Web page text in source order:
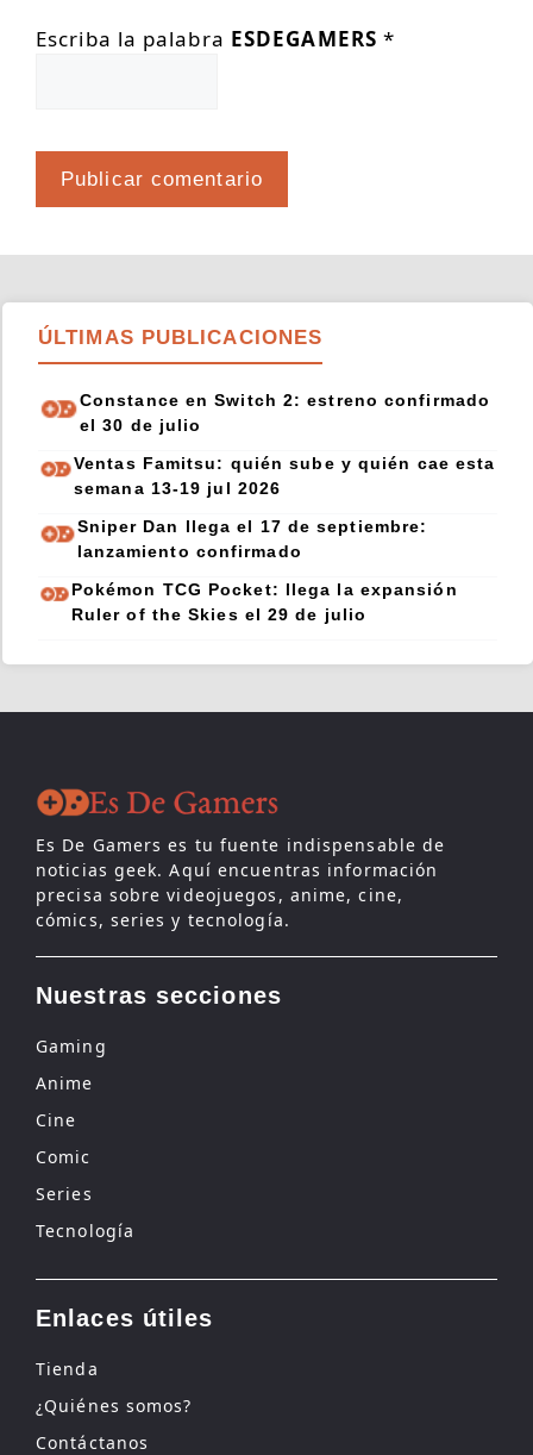
Escriba la palabra ESDEGAMERS *
ÚLTIMAS PUBLICACIONES
Constance en Switch 2: estreno confirmado
el 30 de julio
Ventas Famitsu: quién sube y quién cae esta
semana 13-19 jul 2026
Sniper Dan llega el 17 de septiembre:
lanzamiento confirmado
Pokémon TCG Pocket: llega la expansión
Ruler of the Skies el 29 de julio
Es De Gamers es tu fuente indispensable de
noticias geek. Aquí encuentras información
precisa sobre videojuegos, anime, cine,
cómics, series y tecnología.
Nuestras secciones
Gaming
Anime
Cine
Comic
Series
Tecnología
Enlaces útiles
Tienda
¿Quiénes somos?
Contáctanos